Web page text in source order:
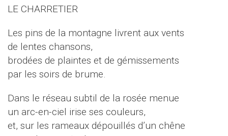
LE CHARRETIER
Les pins de la montagne livrent aux vents
de lentes chansons,
brodées de plaintes et de gémissements
par les soirs de brume.
Dans le réseau subtil de la rosée menue
un arc-en-ciel irise ses couleurs,
et, sur les rameaux dépouillés d’un chêne